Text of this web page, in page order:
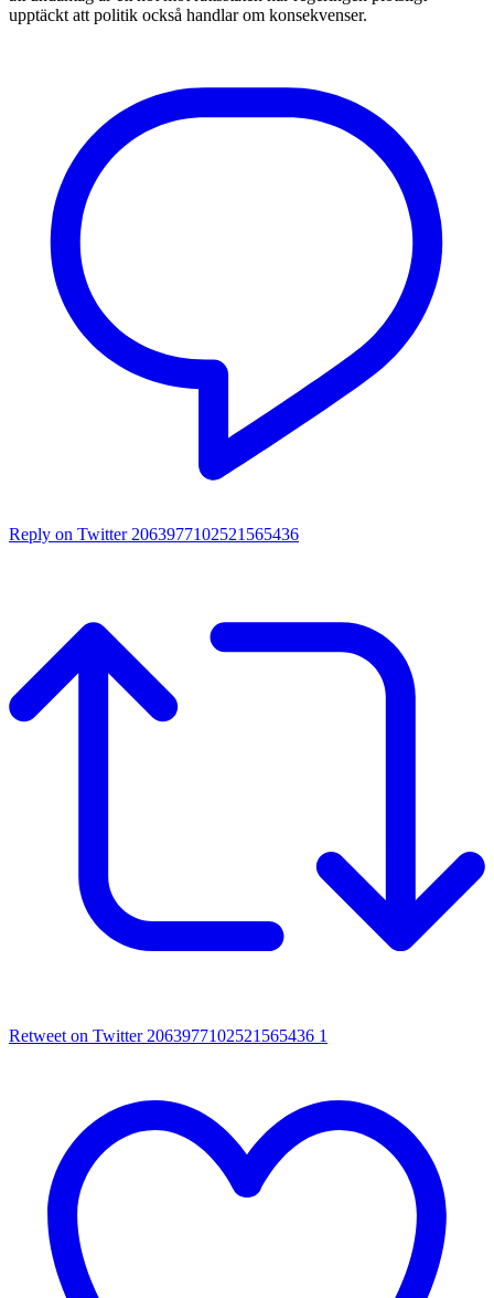
upptäckt att politik också handlar om konsekvenser.
Reply on Twitter 2063977102521565436
Retweet on Twitter 2063977102521565436 1